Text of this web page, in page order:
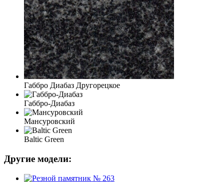
Габбро Диабаз Другорецкое
Габбро-Диабаз
Мансуровский
Baltic Green
Другие модели: